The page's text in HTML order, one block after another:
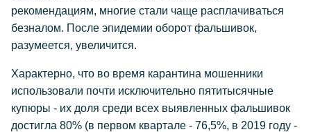
рекомендациям, многие стали чаще расплачиваться
безналом. После эпидемии оборот фальшивок,
разумеется, увеличится.
Характерно, что во время карантина мошенники
использовали почти исключительно пятитысячные
купюры - их доля среди всех выявленных фальшивок
достигла 80% (в первом квартале - 76,5%, в 2019 году -